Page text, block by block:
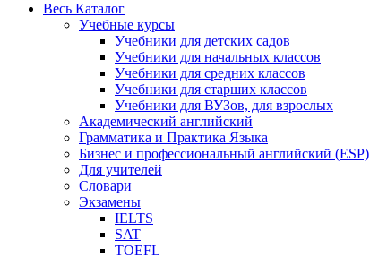
Весь Каталог
Учебные курсы
Учебники для детских садов
Учебники для начальных классов
Учебники для средних классов
Учебники для старших классов
Учебники для ВУЗов, для взрослых
Академический английский
Грамматика и Практика Языка
Бизнес и профессиональный английский (ESP)
Для учителей
Словари
Экзамены
IELTS
SAT
TOEFL